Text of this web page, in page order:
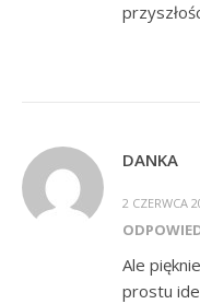
DANKA
2 CZERWCA
Ale
prostu